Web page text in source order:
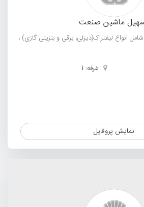
ماشین صنعت
انواع لیفتراک(دیزلی، برقی و بنزینی گازی) ،
غرفه: 1
نمایش پروفایل